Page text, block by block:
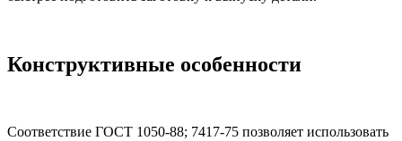
Конструктивные особенности
Соответствие ГОСТ 1050-88; 7417-75 позволяет использовать